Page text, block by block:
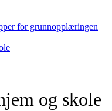
for grunnopplæringen
og skole